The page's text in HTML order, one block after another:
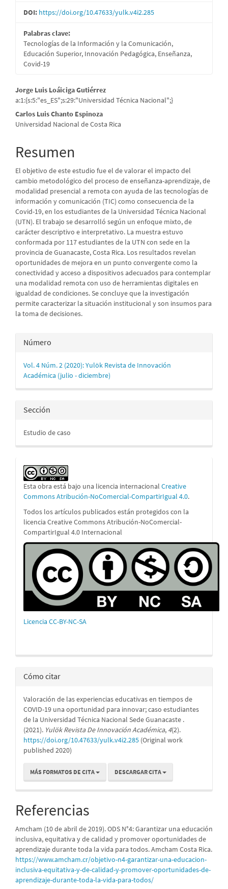
DOI: https://doi.org/10.47633/yulk.v4i2.285
Palabras clave:
Tecnologías de la Información y la Comunicación,
Educación Superior, Innovación Pedagógica, Enseñanza,
Covid-19
Contenido
principal
del
artículo
Jorge Luis Loáiciga Gutiérrez
a:1:{s:5:"es_ES";s:29:"Universidad Técnica Nacional";}
Carlos Luis Chanto Espinoza
Universidad Nacional de Costa Rica
Resumen
El objetivo de este estudio fue el de valorar el impacto del
cambio metodológico del proceso de enseñanza-aprendizaje, de
modalidad presencial a remota con ayuda de las tecnologías de
información y comunicación (TIC) como consecuencia de la
Covid-19, en los estudiantes de la Universidad Técnica Nacional
(UTN). El trabajo se desarrolló según un enfoque mixto, de
carácter descriptivo e interpretativo. La muestra estuvo
conformada por 117 estudiantes de la UTN con sede en la
provincia de Guanacaste, Costa Rica. Los resultados revelan
oportunidades de mejora en un punto convergente como la
conectividad y acceso a dispositivos adecuados para contemplar
una modalidad remota con uso de herramientas digitales en
igualdad de condiciones. Se concluye que la investigación
permite caracterizar la situación institucional y son insumos para
la toma de decisiones.
Detalles
del
artículo
Número
Vol. 4 Núm. 2 (2020): Yulök Revista de Innovación
Académica (julio - diciembre)
Sección
Estudio de caso
Esta obra está bajo una licencia internacional Creative
Commons Atribución-NoComercial-CompartirIgual 4.0.
Todos los artículos publicados están protegidos con la
licencia Creative Commons Atribución-NoComercial-
CompartirIgual 4.0 Internacional
Licencia CC-BY-NC-SA
Cómo citar
Valoración de las experiencias educativas en tiempos de
COVID-19 una oportunidad para innovar; caso estudiantes
de la Universidad Técnica Nacional Sede Guanacaste .
(2021). Yulök Revista De Innovación Académica, 4(2).
https://doi.org/10.47633/yulk.v4i2.285 (Original work
published 2020)
MÁS FORMATOS DE CITA DESCARGAR CITA
Referencias
Amcham (10 de abril de 2019). ODS N°4: Garantizar una educación
inclusiva, equitativa y de calidad y promover oportunidades de
aprendizaje durante toda la vida para todos. Amcham Costa Rica.
https://www.amcham.cr/objetivo-n4-garantizar-una-educacion-
inclusiva-equitativa-y-de-calidad-y-promover-oportunidades-de-
aprendizaje-durante-toda-la-vida-para-todos/